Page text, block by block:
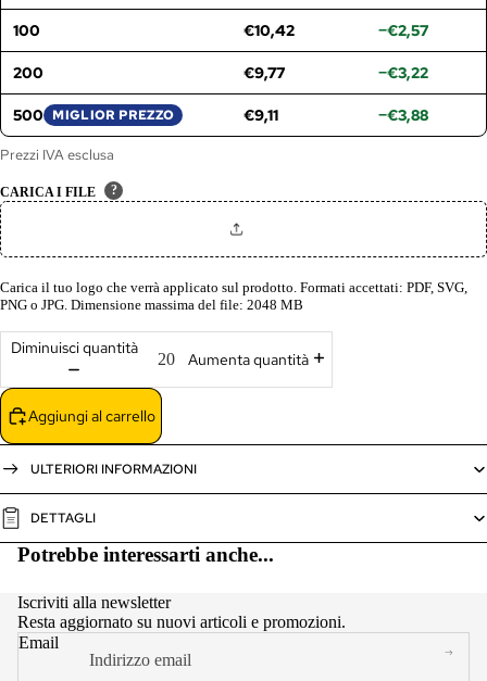
100 €10,42 −€2,57
200 €9,77 −€3,22
500 MIGLIOR PREZZO €9,11 −€3,88
Prezzi IVA esclusa
CARICA I FILE ?
Carica il tuo logo che verrà applicato sul prodotto. Formati accettati: PDF, SVG,
PNG o JPG. Dimensione massima del file: 2048 MB
Diminuisci quantità
Aumenta quantità
Aggiungi al carrello
ULTERIORI INFORMAZIONI
DETTAGLI
Potrebbe interessarti anche...
Iscriviti alla newsletter
Resta aggiornato su nuovi articoli e promozioni.
Email